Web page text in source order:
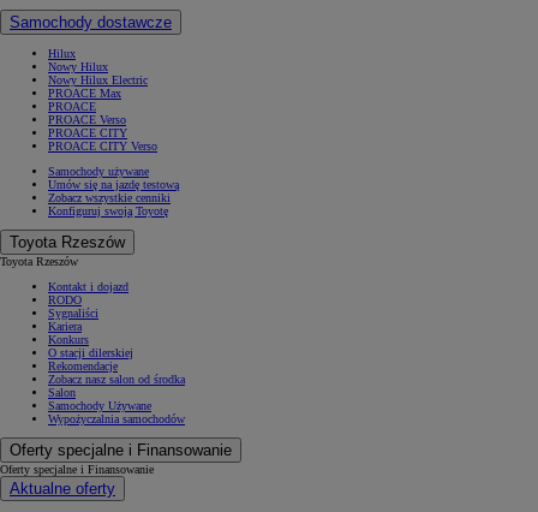
Samochody dostawcze
Hilux
Nowy Hilux
Nowy Hilux Electric
PROACE Max
PROACE
PROACE Verso
PROACE CITY
PROACE CITY Verso
Samochody używane
Umów się na jazdę testową
Zobacz wszystkie cenniki
Konfiguruj swoją Toyotę
Toyota Rzeszów
Toyota Rzeszów
Kontakt i dojazd
RODO
Sygnaliści
Kariera
Konkurs
O stacji dilerskiej
Rekomendacje
Zobacz nasz salon od środka
Salon
Samochody Używane
Wypożyczalnia samochodów
Oferty specjalne i Finansowanie
Oferty specjalne i Finansowanie
Aktualne oferty